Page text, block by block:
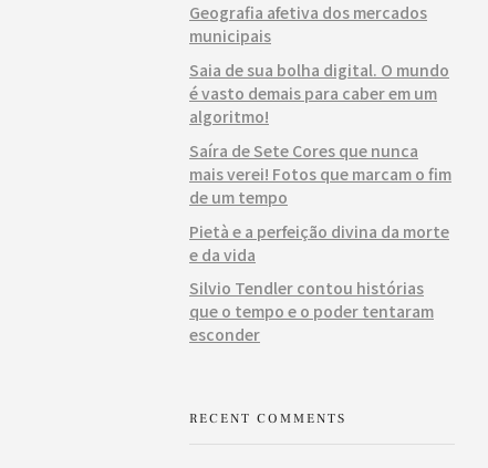
Geografia afetiva dos mercados
municipais
Saia de sua bolha digital. O mundo
é vasto demais para caber em um
algoritmo!
Saíra de Sete Cores que nunca
mais verei! Fotos que marcam o fim
de um tempo
Pietà e a perfeição divina da morte
e da vida
Silvio Tendler contou histórias
que o tempo e o poder tentaram
esconder
RECENT COMMENTS